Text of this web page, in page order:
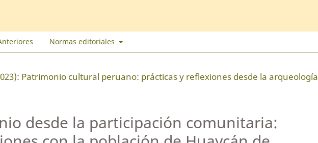
Normas editoriales
Patrimonio cultural peruano: prácticas y reflexiones desde la arqueología
desde la participación comunitaria: